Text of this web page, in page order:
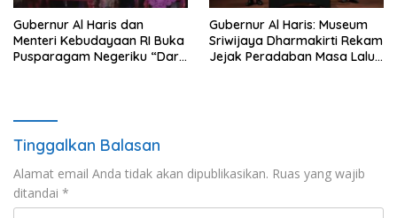
Gubernur Al Haris dan
Menteri Kebudayaan RI Buka
Pusparagam Negeriku “Dari
Gubernur Al Haris: Museum
Sriwijaya Dharmakirti Rekam
Jejak Peradaban Masa Lalu
Tinggalkan Balasan
Alamat email Anda tidak akan dipublikasikan. Ruas yang wajib
ditandai *